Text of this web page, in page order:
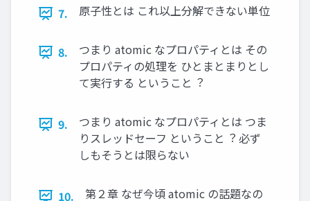
7. 原⼦性とは これ以上分解できない単位
8.
つまり atomic なプロパティとは その
プロパティの処理を ひとまとまりとし
て実⾏する ということ︖
9.
つまり atomic なプロパティとは つま
りスレッドセーフ ということ︖ 必ず
しもそうとは限らない
10.
第２章 なぜ今頃 atomic の話題なの